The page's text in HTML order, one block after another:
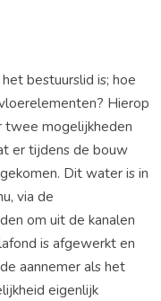
bestuurslid is; hoe
Hierop
mogelijkheden
er tijdens de bouw
Dit water is in
via de
om uit de kanalen
is afgewerkt en
aannemer als het
eigenlijk